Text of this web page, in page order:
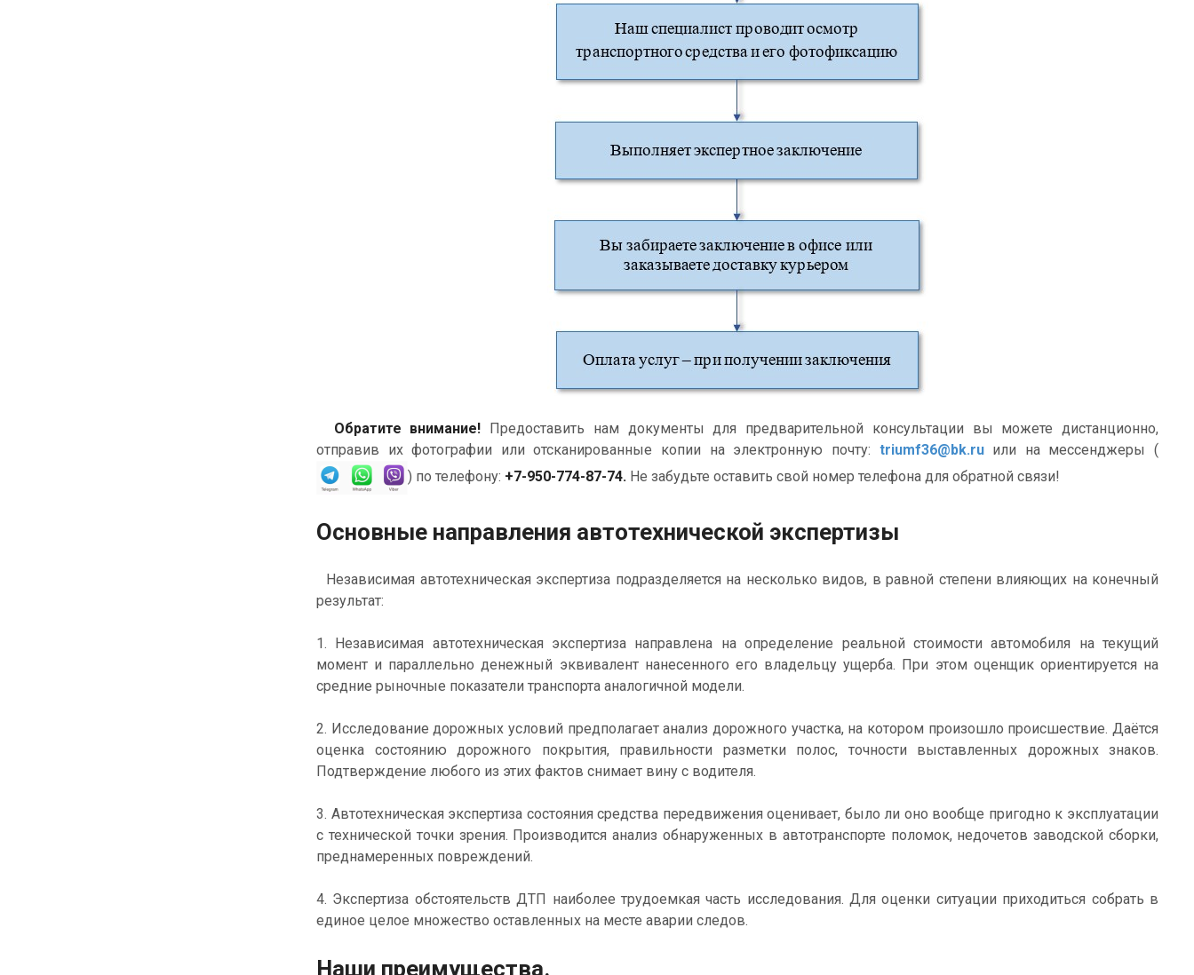
Обратите внимание! Предоставить нам документы для предварительной консультации вы можете дистанционно,
отправив их фотографии или отсканированные копии на электронную почту: triumf36@bk.ru или на мессенджеры (
) по телефону: +7-950-774-87-74. Не забудьте оставить свой номер телефона для обратной связи!
Основные направления автотехнической экспертизы
Независимая автотехническая экспертиза подразделяется на несколько видов, в равной степени влияющих на конечный
результат:
1. Независимая автотехническая экспертиза направлена на определение реальной стоимости автомобиля на текущий
момент и параллельно денежный эквивалент нанесенного его владельцу ущерба. При этом оценщик ориентируется на
средние рыночные показатели транспорта аналогичной модели.
2. Исследование дорожных условий предполагает анализ дорожного участка, на котором произошло происшествие. Даётся
оценка состоянию дорожного покрытия, правильности разметки полос, точности выставленных дорожных знаков.
Подтверждение любого из этих фактов снимает вину с водителя.
3. Автотехническая экспертиза состояния средства передвижения оценивает, было ли оно вообще пригодно к эксплуатации
с технической точки зрения. Производится анализ обнаруженных в автотранспорте поломок, недочетов заводской сборки,
преднамеренных повреждений.
4. Экспертиза обстоятельств ДТП наиболее трудоемкая часть исследования. Для оценки ситуации приходиться собрать в
единое целое множество оставленных на месте аварии следов.
Наши преимущества.